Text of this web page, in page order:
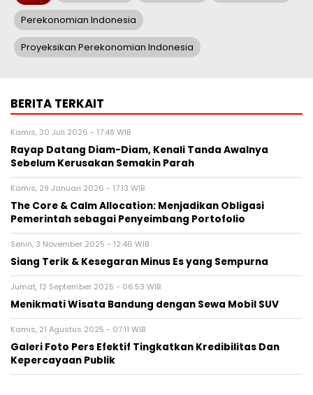
Perekonomian Indonesia
Proyeksikan Perekonomian Indonesia
BERITA TERKAIT
Kamis, 30 Juli 2026 - 17:48 WIB
Rayap Datang Diam-Diam, Kenali Tanda Awalnya
Sebelum Kerusakan Semakin Parah
Kamis, 29 Januari 2026 - 17:13 WIB
The Core & Calm Allocation: Menjadikan Obligasi
Pemerintah sebagai Penyeimbang Portofolio
Senin, 3 November 2025 - 12:46 WIB
Siang Terik & Kesegaran Minus Es yang Sempurna
Jumat, 12 September 2025 - 06:53 WIB
Menikmati Wisata Bandung dengan Sewa Mobil SUV
Kamis, 21 Agustus 2025 - 07:11 WIB
Galeri Foto Pers Efektif Tingkatkan Kredibilitas Dan
Kepercayaan Publik